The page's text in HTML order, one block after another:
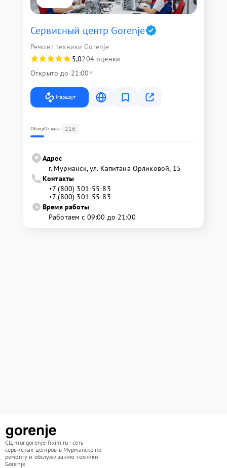
Сервисный центр Gorenje
Ремонт техники Gorenje
5,0204 оценки
Открыто до 21:00
Маршрут
ОбзорОтзывы 216
Адрес
г. Мурманск, ул. Капитана Орликовой, 15
Контакты
+7 (800) 301-55-83
+7 (800) 301-55-83
Время работы
Работаем с 09:00 до 21:00
СЦ mur.gorenje-fixim.ru - сеть
сервисных центров в Мурманске по
ремонту и обслуживанию техники
Gorenje